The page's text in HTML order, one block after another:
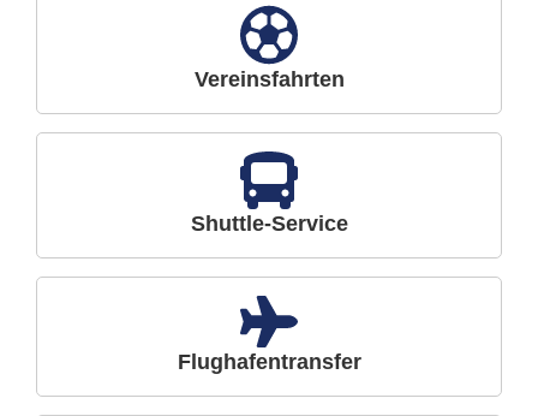
Vereinsfahrten
Shuttle-Service
Flughafentransfer